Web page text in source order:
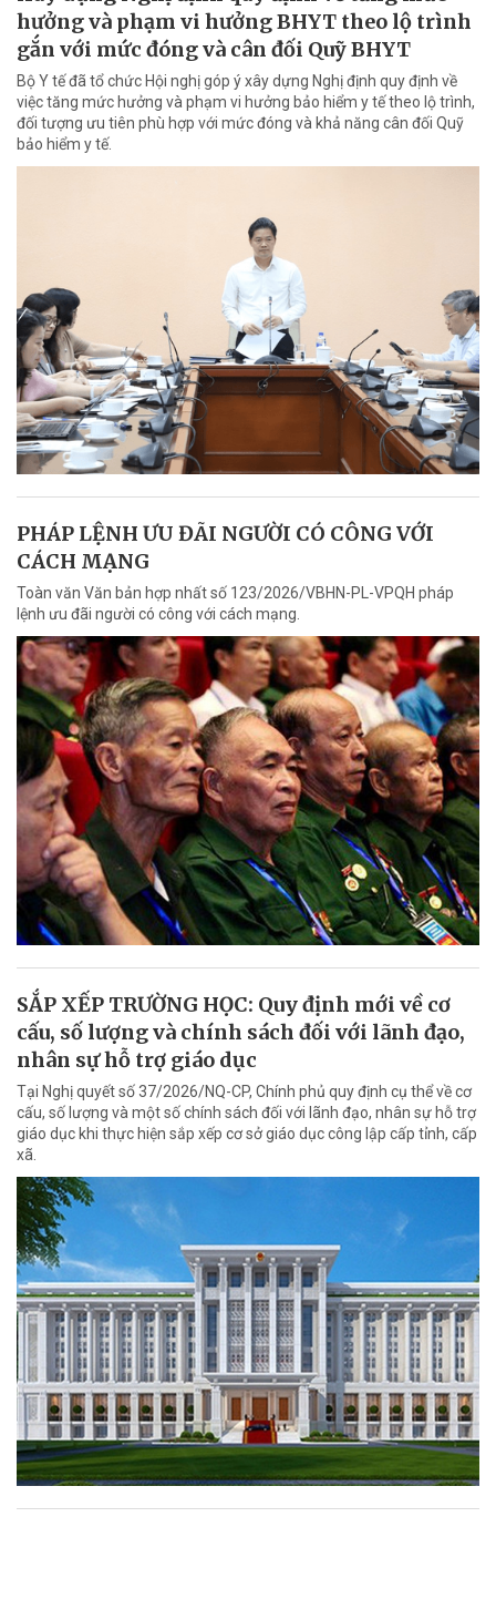
hưởng và phạm vi hưởng BHYT theo lộ trình
gắn với mức đóng và cân đối Quỹ BHYT
Bộ Y tế đã tổ chức Hội nghị góp ý xây dựng Nghị định quy định về
việc tăng mức hưởng và phạm vi hưởng bảo hiểm y tế theo lộ trình,
đối tượng ưu tiên phù hợp với mức đóng và khả năng cân đối Quỹ
bảo hiểm y tế.
PHÁP LỆNH ƯU ĐÃI NGƯỜI CÓ CÔNG VỚI
CÁCH MẠNG
Toàn văn Văn bản hợp nhất số 123/2026/VBHN-PL-VPQH pháp
lệnh ưu đãi người có công với cách mạng.
SẮP XẾP TRƯỜNG HỌC: Quy định mới về cơ
cấu, số lượng và chính sách đối với lãnh đạo,
nhân sự hỗ trợ giáo dục
Tại Nghị quyết số 37/2026/NQ-CP, Chính phủ quy định cụ thể về cơ
cấu, số lượng và một số chính sách đối với lãnh đạo, nhân sự hỗ trợ
giáo dục khi thực hiện sắp xếp cơ sở giáo dục công lập cấp tỉnh, cấp
xã.